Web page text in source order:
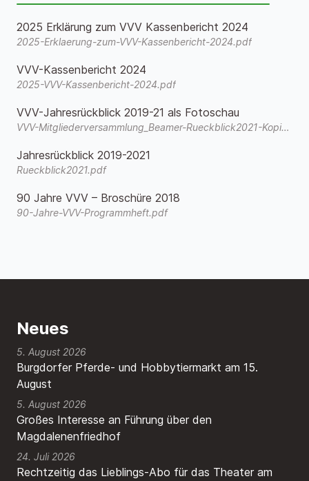
2025 Erklärung zum VVV Kassenbericht 2024
2025-Erklaerung-zum-VVV-Kassenbericht-2024.pdf
VVV-Kassenbericht 2024
2025-VVV-Kassenbericht-2024.pdf
VVV-Jahresrückblick 2019-21 als Fotoschau
VVV-Mitgliederversammlung_Beamer-Rueckblick2021-Kopie.wmv
Jahresrückblick 2019-2021
Rueckblick2021.pdf
90 Jahre VVV – Broschüre 2018
90-Jahre-VVV-Programmheft.pdf
Neues
Burgdorfer Pferde- und Hobbytiermarkt am 15.
August
5. August 2026
Großes Interesse an Führung über den
Magdalenenfriedhof
5. August 2026
Rechtzeitig das Lieblings-Abo für das Theater am
24. Juli 2026